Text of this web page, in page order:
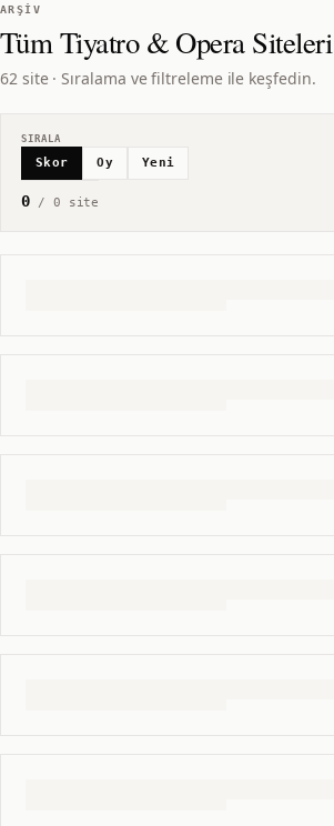
ARŞIV
TümTiyatro & OperaSiteleri
62 site · Sıralama ve filtreleme ile keşfedin.
SIRALA
Skor Oy Yeni
0/ 0 site